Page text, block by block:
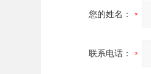
您的姓名：
联系电话：